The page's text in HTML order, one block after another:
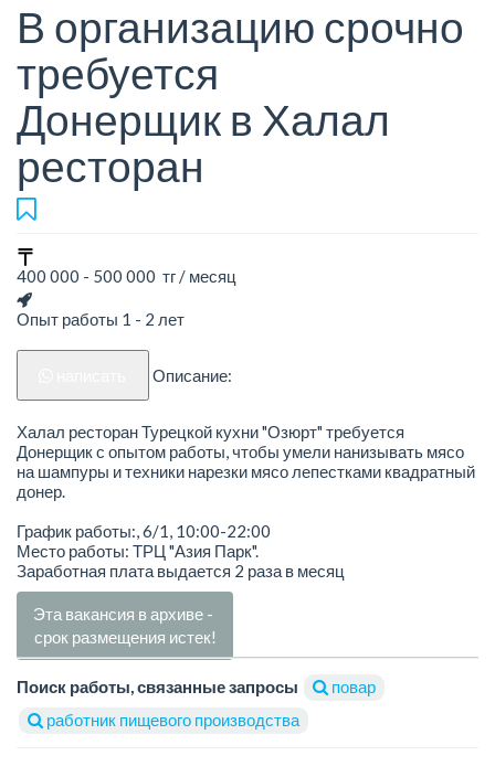
В организацию срочно
требуется
Донерщик в Халал
ресторан
400 000 - 500 000 тг / месяц
Опыт работы 1 - 2 лет
Описание:
Халал ресторан Турецкой кухни "Озюрт" требуется
Донерщик с опытом работы, чтобы умели нанизывать мясо
на шампуры и техники нарезки мясо лепестками квадратный
донер.
График работы:, 6/1, 10:00-22:00
Место работы: ТРЦ "Азия Парк".
Заработная плата выдается 2 раза в месяц
Эта вакансия в архиве -
срок размещения истек!
Поиск работы, связанные запросы
повар
работник пищевого производства